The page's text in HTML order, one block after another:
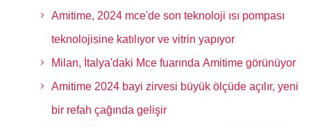
Amitime, 2024 mce'de son teknoloji ısı pompası
teknolojisine katılıyor ve vitrin yapıyor
Milan, İtalya'daki Mce fuarında Amitime görünüyor
Amitime 2024 bayi zirvesi büyük ölçüde açılır, yeni
bir refah çağında gelişir